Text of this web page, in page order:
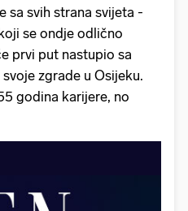
sa svih strana svijeta -
se ondje odlično
prvi put nastupio sa
zgrade u Osijeku.
godina karijere, no